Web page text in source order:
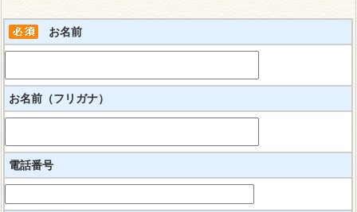
お名前
お名前（フリガナ）
電話番号